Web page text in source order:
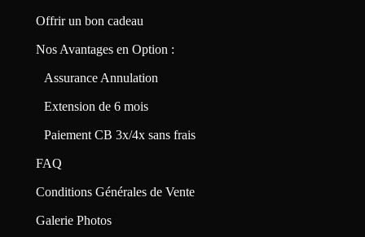
Offrir un bon cadeau
Nos Avantages en Option :
Assurance Annulation
Extension de 6 mois
Paiement CB 3x/4x sans frais
FAQ
Conditions Générales de Vente
Galerie Photos